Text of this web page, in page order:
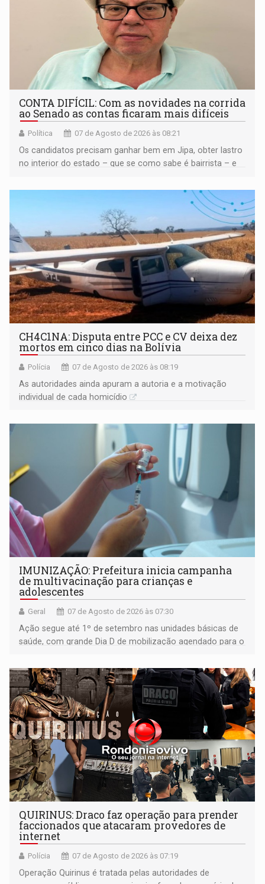
CONTA DIFÍCIL: Com as novidades na corrida
ao Senado as contas ficaram mais difíceis
Política 07 de Agosto de 2026 às 08:21
Os candidatos precisam ganhar bem em Jipa, obter lastro
no interior do estado – que se como sabe é bairrista – e
garantir
CH4C1NA: Disputa entre PCC e CV deixa dez
mortos em cinco dias na Bolívia
Polícia 07 de Agosto de 2026 às 08:19
As autoridades ainda apuram a autoria e a motivação
individual de cada homicídio
IMUNIZAÇÃO: Prefeitura inicia campanha
de multivacinação para crianças e
adolescentes
Geral 07 de Agosto de 2026 às 07:30
Ação segue até 1º de setembro nas unidades básicas de
saúde, com grande Dia D de mobilização agendado para o
QUIRINUS: Draco faz operação para prender
faccionados que atacaram provedores de
internet
Polícia 07 de Agosto de 2026 às 07:19
Operação Quirinus é tratada pelas autoridades de